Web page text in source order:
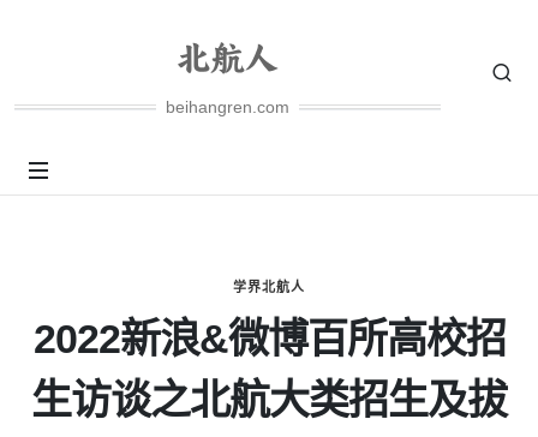
beihangren.com
学界北航人
2022新浪&微博百所高校招
生访谈之北航大类招生及拔